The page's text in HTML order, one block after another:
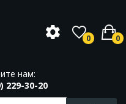
0 0
нам:
229-30-20